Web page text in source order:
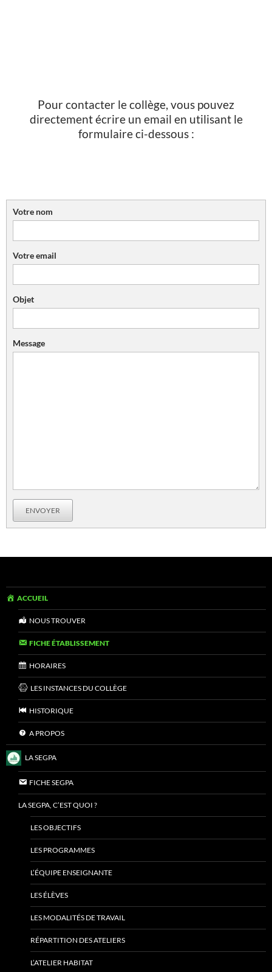
Pour contacter le collège, vous pouvez
directement écrire un email en utilisant le
formulaire ci-dessous :
Votre nom
Votre email
Objet
Message
ENVOYER
ACCUEIL
NOUS TROUVER
FICHE ÉTABLISSEMENT
HORAIRES
LES INSTANCES DU COLLÈGE
HISTORIQUE
A PROPOS
LA SEGPA
FICHE SEGPA
LA SEGPA, C’EST QUOI ?
LES OBJECTIFS
LES PROGRAMMES
L’ÉQUIPE ENSEIGNANTE
LES ÉLÈVES
LES MODALITÉS DE TRAVAIL
RÉPARTITION DES ATELIERS
L’ATELIER HABITAT